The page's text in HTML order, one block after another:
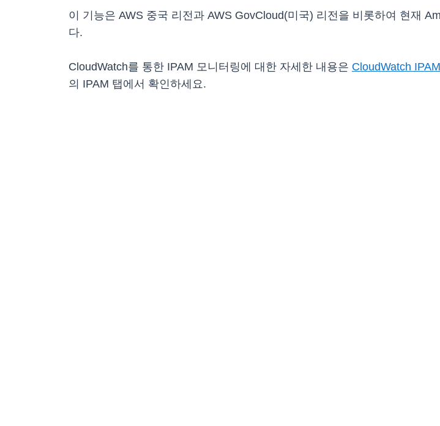
이 기능은 AWS 중국 리전과 AWS GovCloud(미국) 리전을 비롯하여 현재
다.
CloudWatch를 통한 IPAM 모니터링에 대한 자세한 내용은 CloudWatch
의 IPAM 탭에서 확인하세요.